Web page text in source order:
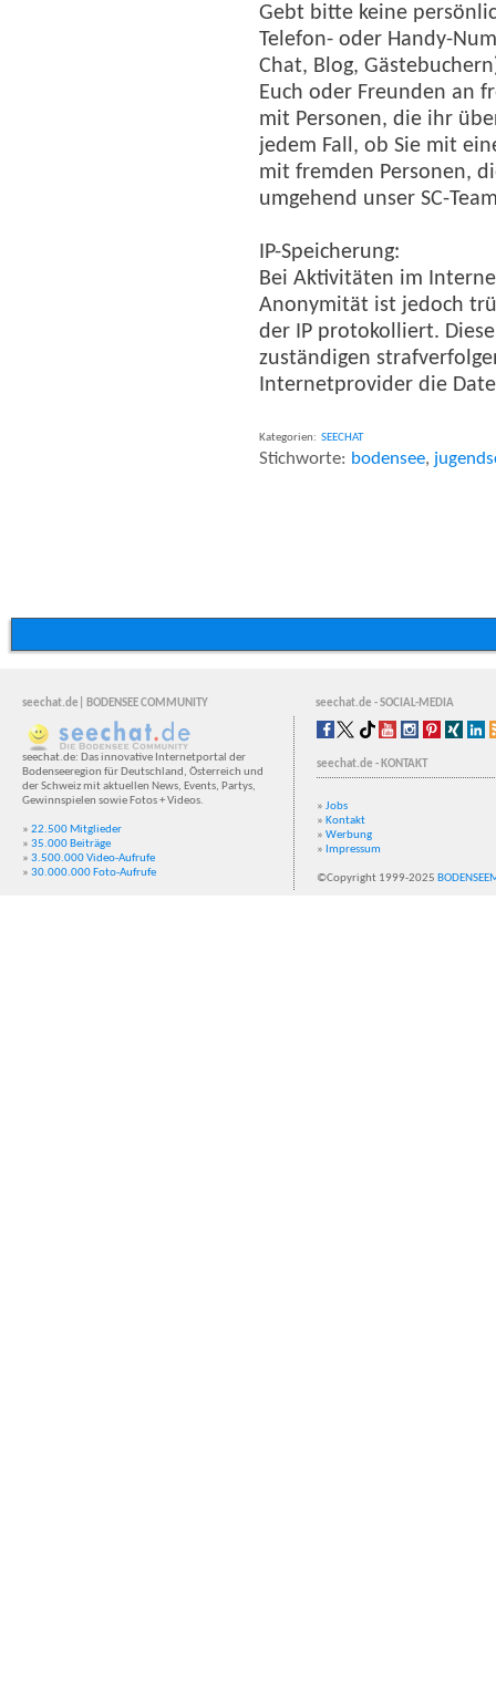
Gebt bitte keine
Telefon- oder Handy-
Chat, Blog,
Euch oder Freunden an
mit Personen, die ihr
jedem Fall, ob Sie mit
mit fremden Personen,
umgehend unser SC-
IP-Speicherung:
Bei Aktivitäten im
Anonymität ist jedoch
der IP protokolliert.
zuständigen
Internetprovider die
Kategorien: SEECHAT
Stichworte: bodensee,
seechat.de| BODENSEE COMMUNITY seechat.de - SOCIAL-MEDIA
seechat.de: Das innovative Internetportal der
Bodenseeregion für Deutschland, Österreich und
der Schweiz mit aktuellen News, Events, Partys,
Gewinnspielen sowie Fotos + Videos.
» 22.500 Mitglieder
» 35.000 Beiträge
» 3.500.000 Video-Aufrufe
» 30.000.000 Foto-Aufrufe
seechat.de - KONTAKT
» Jobs
» Kontakt
» Werbung
» Impressum
©Copyright 1999-2025